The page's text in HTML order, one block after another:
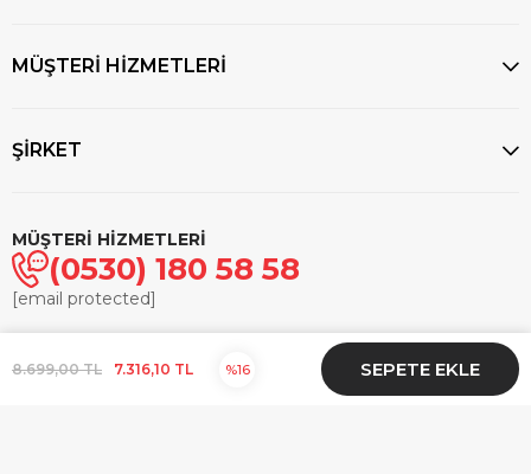
MÜŞTERİ HİZMETLERİ
ŞİRKET
MÜŞTERİ HİZMETLERİ
(0530) 180 58 58
[email protected]
- Tüm hakları saklıdır.
8.699,00 TL 7.316,10 TL 16